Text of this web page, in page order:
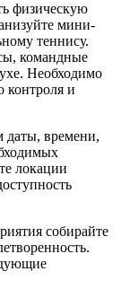
физическую
мини-
теннису.
командные
Необходимо
контроля и
даты, времени,
локации
собирайте